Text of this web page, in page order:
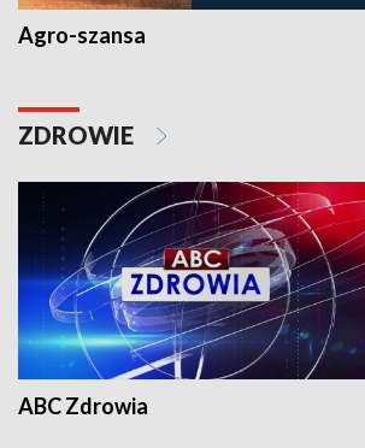
Agro-szansa
ZDROWIE
ABC Zdrowia